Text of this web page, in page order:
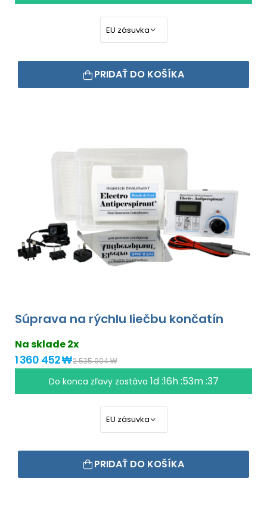
PRIDAŤ DO KOŠÍKA
Súprava na rýchlu liečbu končatín
Na sklade 2x
1 360 452 ₩2 535 904 ₩
Do konca zľavy zostáva 1d :16h :53m :37
PRIDAŤ DO KOŠÍKA